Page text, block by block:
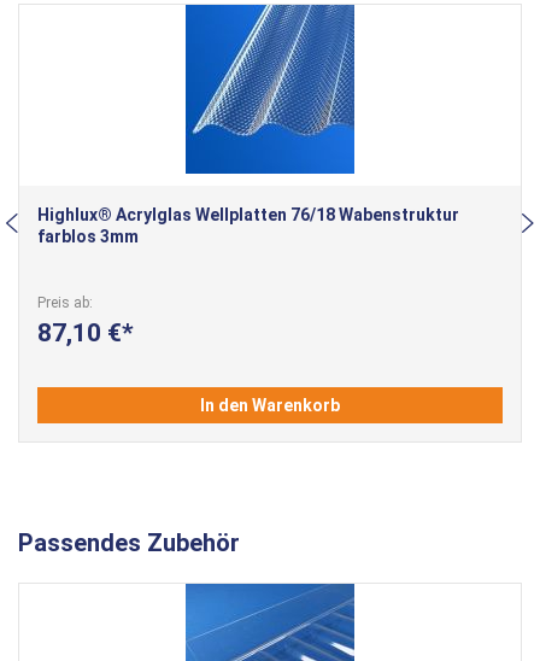
Highlux® Acrylglas Wellplatten 76/18 Wabenstruktur
farblos 3mm
Preis ab
87,10 €
In den Warenkorb
Passendes Zubehör